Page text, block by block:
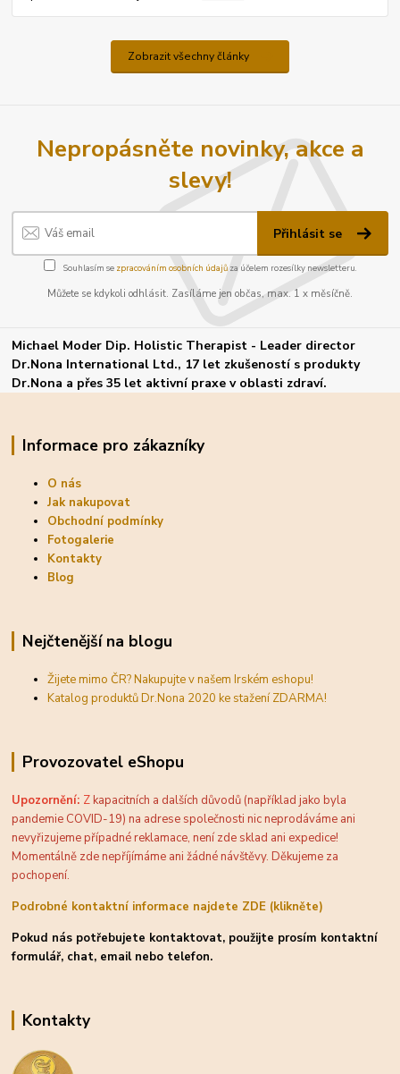
Zobrazit všechny články
Nepropásněte novinky, akce a
slevy!
Přihlásit se
Souhlasím se zpracováním osobních údajůza účelem rozesílky newsletteru.
Můžete se kdykoli odhlásit. Zasíláme jen občas, max. 1 x měsíčně.
Michael Moder Dip. Holistic Therapist - Leader director
Dr.Nona International Ltd., 17 let zkušeností s produkty
Dr.Nona a přes 35 let aktivní praxe v oblasti zdraví.
Informace pro zákazníky
O nás
Jak nakupovat
Obchodní podmínky
Fotogalerie
Kontakty
Blog
Nejčtenější na blogu
Žijete mimo ČR? Nakupujte v našem Irském eshopu!
Katalog produktů Dr.Nona 2020 ke stažení ZDARMA!
Provozovatel eShopu
Upozornění: Z kapacitních a dalších důvodů (například jako byla
pandemie COVID-19) na adrese společnosti nic neprodáváme ani
nevyřizujeme případné reklamace, není zde sklad ani expedice!
Momentálně zde nepříjímáme ani žádné návštěvy. Děkujeme za
pochopení.
Podrobné kontaktní informace najdete ZDE (klikněte)
Pokud nás potřebujete kontaktovat, použijte prosím kontaktní
formulář, chat, email nebo telefon.
Kontakty